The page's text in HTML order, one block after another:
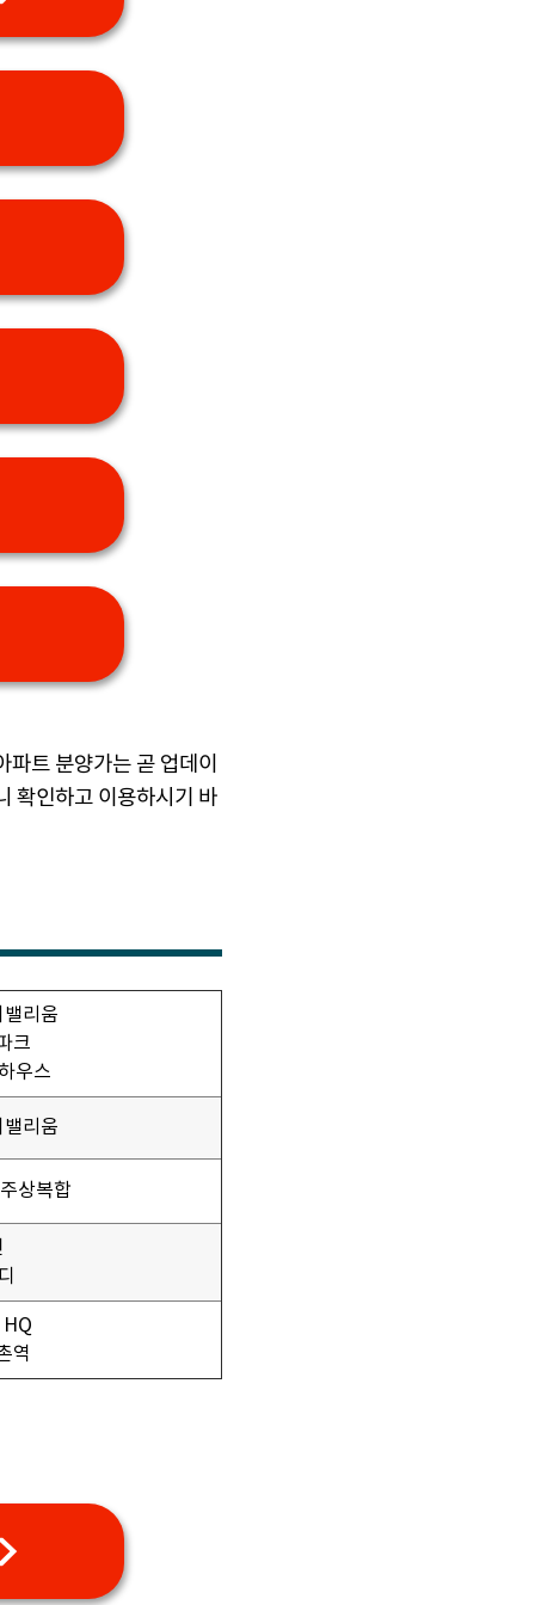
트 분양가는 곧 업데이
확인하고 이용하시기 바
리움
크
우스
리움
상복합
HQ
역